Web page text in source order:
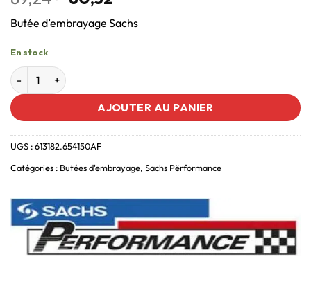
Butée d’embrayage Sachs
En stock
AJOUTER AU PANIER
UGS :613182.654150AF
Catégories : Butées d'embrayage, Sachs Përformance